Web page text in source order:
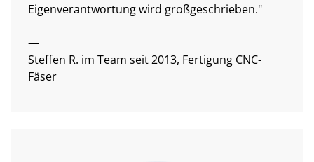
Eigenverantwortung wird großgeschrieben."
—
Steffen R. im Team seit 2013, Fertigung CNC-
Fäser